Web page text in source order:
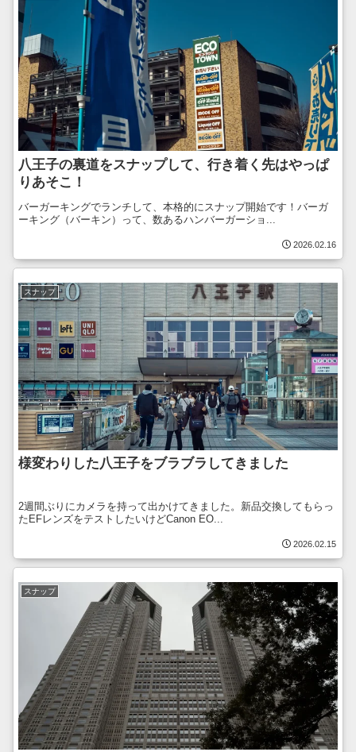
八王子の裏道をスナップして、行き着く先はやっぱ
りあそこ！
バーガーキングでランチして、本格的にスナップ開始です！バーガ
ーキング（バーキン）って、数あるハンバーガーショ...
2026.02.16
スナップ
様変わりした八王子をブラブラしてきました
2週間ぶりにカメラを持って出かけてきました。新品交換してもらっ
たEFレンズをテストしたいけどCanon EO...
2026.02.15
スナップ